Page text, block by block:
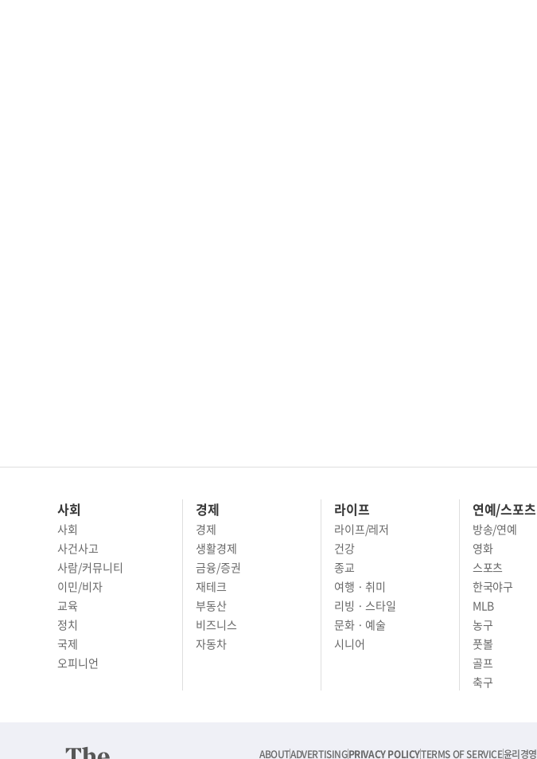
사회
사회
사건사고
사람/커뮤니티
이민/비자
교육
정치
국제
오피니언
경제
경제
생활경제
금융/증권
재테크
부동산
비즈니스
자동차
라이프
라이프/레저
건강
종교
여행 · 취미
리빙 · 스타일
문화 · 예술
시니어
연예/스포츠
방송/연예
영화
스포츠
한국야구
MLB
농구
풋볼
골프
축구
ABOUTADVERTISINGPRIVACY POLICYTERMS OF SERVICE윤리경영